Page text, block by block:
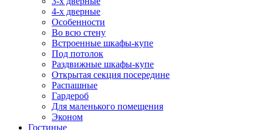
4-х дверные
Особенности
Во всю стену
Встроенные шкафы-купе
Под потолок
Раздвижные шкафы-купе
Открытая секция посередине
Распашные
Гардероб
Для маленького помещения
Эконом
Гостиные